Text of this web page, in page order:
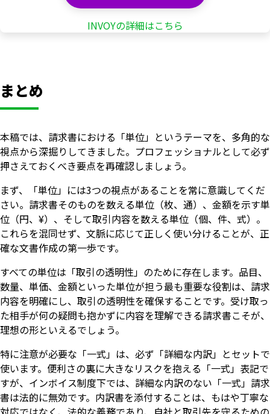
INVOYの詳細はこちら
まとめ
本稿では、請求書における「単位」というテーマを、多角的な
視点から深掘りしてきました。プロフェッショナルとして必ず
押さえておくべき要点を再確認しましょう。
まず、「単位」には3つの視点があることを常に意識してくだ
さい。請求書そのものを数える単位（枚、通）、金額を示す単
位（円、¥）、そして取引内容を数える単位（個、件、式）。
これらを混同せず、文脈に応じて正しく使い分けることが、正
確な文書作成の第一歩です。
すべての単位は「取引の透明性」のために存在します。品目、
数量、単価、金額といった単位が担う最も重要な役割は、請求
内容を明確にし、取引の透明性を確保することです。受け取っ
た相手が何の疑問も抱かずに内容を理解できる請求書こそが、
理想の形といえるでしょう。
特に注意が必要な「一式」は、必ず「詳細な内訳」とセットで
使います。便利さの裏に大きなリスクを抱える「一式」表記で
すが、インボイス制度下では、詳細な内訳のない「一式」請求
書は法的に無効です。内訳書を添付することは、もはや丁寧な
いますぐ無料登録